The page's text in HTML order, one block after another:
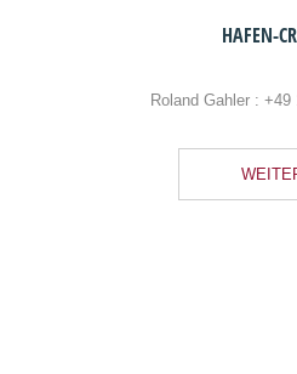
HAFEN-
Roland Gahler : +49